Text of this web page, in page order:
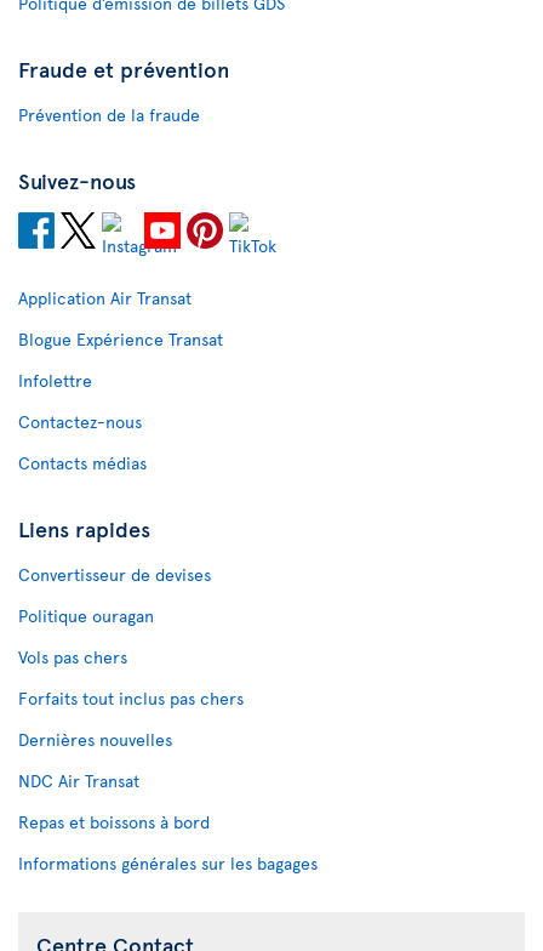
Fraude et prévention
Prévention de la fraude
Suivez-nous
Application Air Transat
Blogue Expérience Transat
Infolettre
Contactez-nous
Contacts médias
Liens rapides
Convertisseur de devises
Politique ouragan
Vols pas chers
Forfaits tout inclus pas chers
Dernières nouvelles
NDC Air Transat
Repas et boissons à bord
Informations générales sur les bagages
Centre Contact